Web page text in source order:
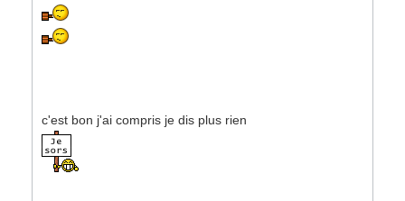
c'est bon j'ai compris je dis plus rien